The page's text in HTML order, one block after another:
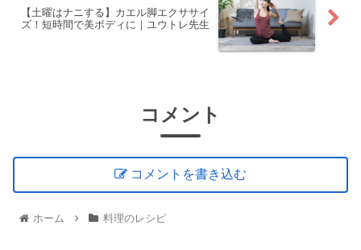
【土曜はナニする】カエル脚エクササイ
ズ！短時間で美ボディに｜ユウトレ先生
コメント
コメントを書き込む
ホーム 料理のレシピ